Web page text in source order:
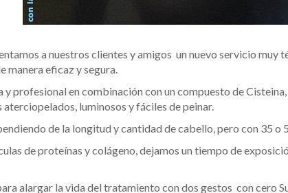
a nuestros clientes y amigos un nuevo servicio muy
manera eficaz y segura.
profesional en combinación con un compuesto de
luminosos y fáciles de peinar.
de la longitud y cantidad de cabello, pero con 35
de proteínas y colágeno, dejamos un tiempo de
alargar la vida del tratamiento con dos gestos con cero